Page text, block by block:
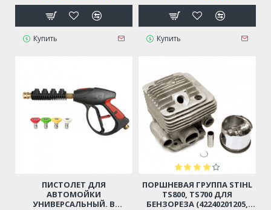
Купить Купить
ПИСТОЛЕТ ДЛЯ
АВТОМОЙКИ
УНИВЕРСАЛЬНЫЙ. В
ПОРШНЕВАЯ ГРУППА STIHL
TS800, TS700 ДЛЯ
БЕНЗОРЕЗА (42240201205,